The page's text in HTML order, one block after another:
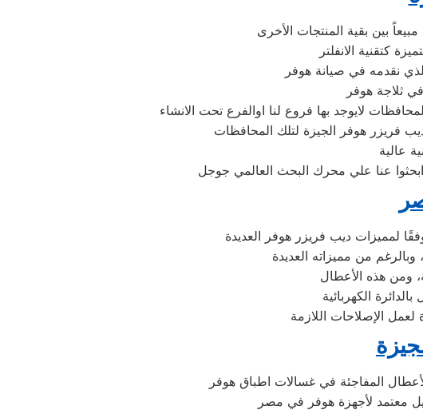
نقدمه في صيانة هوفر
عنا علي محرك البحث العالمي جوجل
المفاجئة في غسالات اطباق هوفر